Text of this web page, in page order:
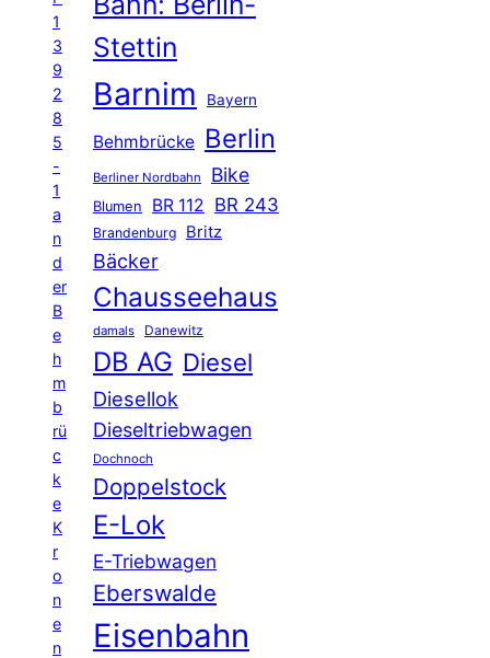
1
3
9
2
8
5
-
1
a
n
d
er
B
e
h
m
b
rü
c
k
e
K
r
o
n
e
n
Stettin
Barnim Bayern
Behmbrücke Berlin
Berliner Nordbahn Bike
Blumen BR 112 BR 243
Brandenburg Britz
Bäcker
Chausseehaus
damals Danewitz
DB AG Diesel
Diesellok
Dieseltriebwagen
Dochnoch
Doppelstock
E-Lok
E-Triebwagen
Eberswalde
Eisenbahn